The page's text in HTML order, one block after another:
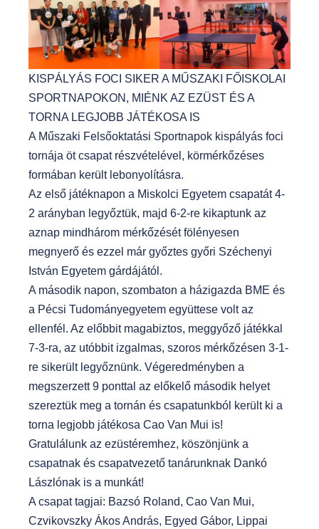
KISPÁLYÁS FOCI SIKER A MŰSZAKI FŐISKOLAI
SPORTNAPOKON, MIÉNK AZ EZÜST ÉS A
TORNA LEGJOBB JÁTÉKOSA IS
A Műszaki Felsőoktatási Sportnapok kispályás foci
tornája öt csapat részvételével, körmérkőzéses
formában került lebonyolításra.
Az első játéknapon a Miskolci Egyetem csapatát 4-
2 arányban legyőztük, majd 6-2-re kikaptunk az
aznap mindhárom mérkőzését fölényesen
megnyerő és ezzel már győztes győri Széchenyi
István Egyetem gárdájától.
A második napon, szombaton a házigazda BME és
a Pécsi Tudományegyetem együttese volt az
ellenfél. Az előbbit magabiztos, meggyőző játékkal
7-3-ra, az utóbbit izgalmas, szoros mérkőzésen 3-1-
re sikerült legyőznünk. Végeredményben a
megszerzett 9 ponttal az előkelő második helyet
szereztük meg a tornán és csapatunkból került ki a
torna legjobb játékosa Cao Van Mui is!
Gratulálunk az ezüstéremhez, köszönjünk a
csapatnak és csapatvezető tanárunknak Dankó
Lászlónak is a munkát!
A csapat tagjai: Bazsó Roland, Cao Van Mui,
Czvikovszky Ákos András, Egyed Gábor, Lippai